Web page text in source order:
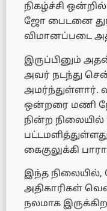
நிகழ்ச்சி
ஜோ பைடனை
விமானப்படை
இருப்பினும்
அவர் நடந்து
அமர்ந்துள்ளார்.
ஒன்றரை மணி
நின்ற நிலையில்
கைகுலுக்கி
இந்த
அதிகாரிகள்
நலமாக